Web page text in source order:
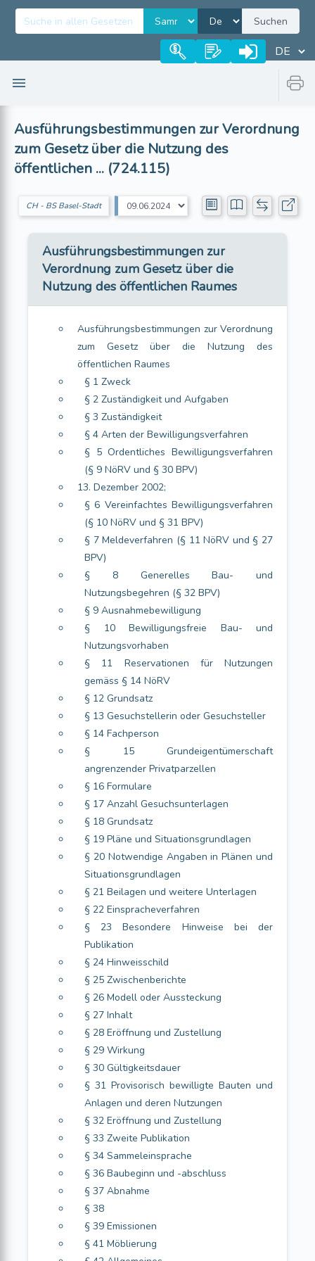
Suchen
Ausführungsbestimmungen zur Verordnung
zum Gesetz über die Nutzung des
öffentlichen ... (724.115)
CH - BS Basel-Stadt
Ausführungsbestimmungen zur
Verordnung zum Gesetz über die
Nutzung des öffentlichen Raumes
Ausführungsbestimmungen zur Verordnung
zum Gesetz über die Nutzung des
öffentlichen Raumes
§ 1 Zweck
§ 2 Zuständigkeit und Aufgaben
§ 3 Zuständigkeit
§ 4 Arten der Bewilligungsverfahren
§ 5 Ordentliches Bewilligungsverfahren
(§ 9 NöRV und § 30 BPV)
13. Dezember 2002;
§ 6 Vereinfachtes Bewilligungsverfahren
(§ 10 NöRV und § 31 BPV)
§ 7 Meldeverfahren (§ 11 NöRV und § 27
BPV)
§ 8 Generelles Bau- und
Nutzungsbegehren (§ 32 BPV)
§ 9 Ausnahmebewilligung
§ 10 Bewilligungsfreie Bau- und
Nutzungsvorhaben
§ 11 Reservationen für Nutzungen
gemäss § 14 NöRV
§ 12 Grundsatz
§ 13 Gesuchstellerin oder Gesuchsteller
§ 14 Fachperson
§ 15 Grundeigentümerschaft
angrenzender Privatparzellen
§ 16 Formulare
§ 17 Anzahl Gesuchsunterlagen
§ 18 Grundsatz
§ 19 Pläne und Situationsgrundlagen
§ 20 Notwendige Angaben in Plänen und
Situationsgrundlagen
§ 21 Beilagen und weitere Unterlagen
§ 22 Einspracheverfahren
§ 23 Besondere Hinweise bei der
Publikation
§ 24 Hinweisschild
§ 25 Zwischenberichte
§ 26 Modell oder Aussteckung
§ 27 Inhalt
§ 28 Eröffnung und Zustellung
§ 29 Wirkung
§ 30 Gültigkeitsdauer
§ 31 Provisorisch bewilligte Bauten und
Anlagen und deren Nutzungen
§ 32 Eröffnung und Zustellung
§ 33 Zweite Publikation
§ 34 Sammeleinsprache
§ 36 Baubeginn und -abschluss
§ 37 Abnahme
§ 38
§ 39 Emissionen
§ 41 Möblierung